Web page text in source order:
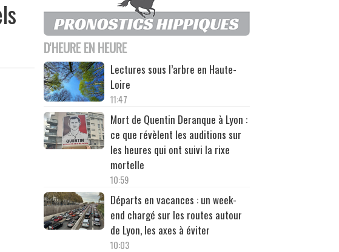
D'HEURE EN HEURE
Lectures sous l’arbre en Haute-
Loire
11:47
Mort de Quentin Deranque à Lyon :
ce que révèlent les auditions sur
les heures qui ont suivi la rixe
mortelle
10:59
Départs en vacances : un week-
end chargé sur les routes autour
de Lyon, les axes à éviter
10:03